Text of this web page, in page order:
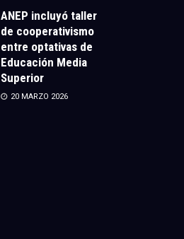
ANEP incluyó taller
de cooperativismo
entre optativas de
Educación Media
Superior
20 MARZO 2026